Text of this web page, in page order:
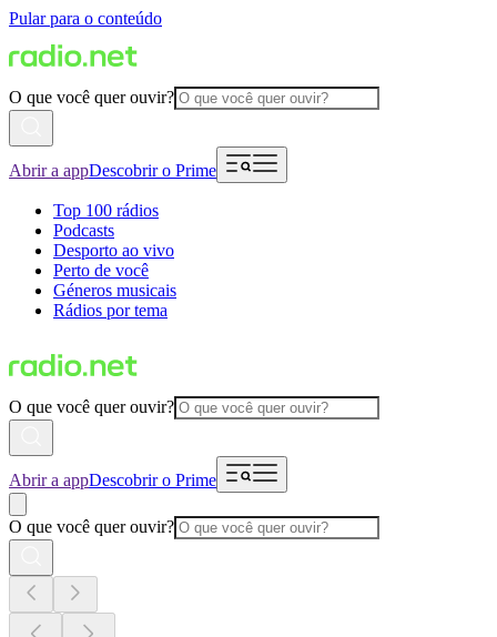
Pular para o conteúdo
O que você quer ouvir?
Abrir a appDescobrir o Prime
Top 100 rádios
Podcasts
Desporto ao vivo
Perto de você
Géneros musicais
Rádios por tema
O que você quer ouvir?
Abrir a appDescobrir o Prime
O que você quer ouvir?